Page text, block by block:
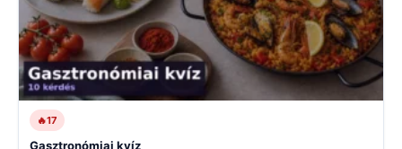
🔥17
Gasztronómiai kvíz